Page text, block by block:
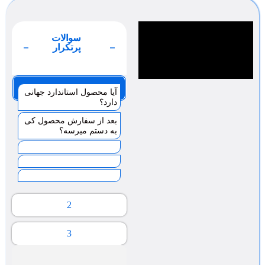
سوالات
پرتکرار
صفحه 1
2
3
آیا محصول استاندارد جهانی
دارد؟
بعد از سفارش محصول کی
به دستم میرسه؟